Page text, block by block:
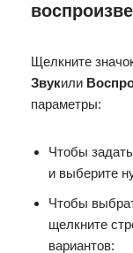
Щелкните
Звукили
параметры:
Чтобы
и выберите
Чтобы
щелкните
вариантов: